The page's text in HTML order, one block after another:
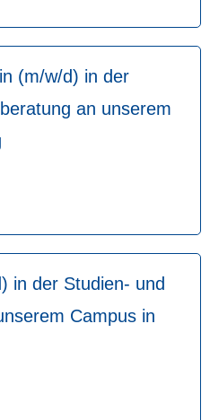
(m/w/d) in der
an unserem
in der Studien- und
Campus in